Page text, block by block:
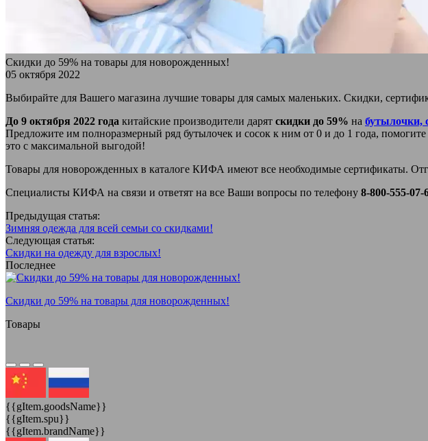
Скидки до 59% на товары для новорожденных!
05 октября 2022
Выбирайте для Вашего магазина лучшие товары для самых маленьких. Cкидки,
До 9 октября 2022 года китайские производители дарят скидки до 59% на бутылочки,
Предложите им полноразмерный ряд бутылочек и сосок к ним от 0 и до 1 года,
это с максимальной выгодой!
Товары для новорожденных в каталоге КИФА имеют все необходимые сертификаты.
Специалисты КИФА на связи и ответят на все Ваши вопросы по телефону 8-800-555-07-
Предыдущая статья:
Зимняя одежда для всей семьи со скидками!
Следующая статья:
Скидки на одежду для взрослых!
Последнее
Скидки до 59% на товары для новорожденных!
Товары
{{gItem.goodsName}}
{{gItem.spu}}
{{gItem.brandName}}